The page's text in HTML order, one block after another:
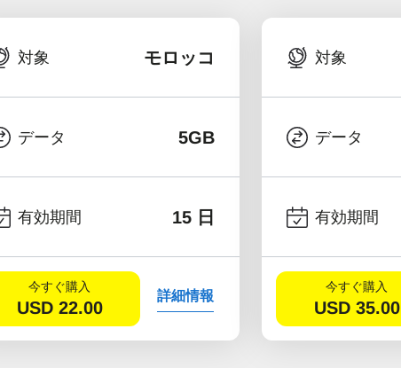
対象 モロッコ
データ 5GB
有効期間 15 日
今すぐ購入
USD 22.00
詳細情報
対象
データ
有効期間
今すぐ購入
USD 35.00